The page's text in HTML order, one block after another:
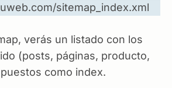
sitemap_index.xml
verás un listado con los
(posts, páginas, producto,
como index.